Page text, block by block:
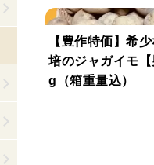
【豊作特価】希
培のジャガイモ
g（箱重量込）